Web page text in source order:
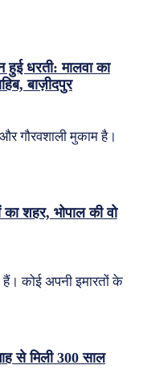
धरती: मालवा का
बाज़ीदपुर
गौरवशाली मुकाम है।
शहर, भोपाल की वो
कोई अपनी इमारतों के
से मिली 300 साल